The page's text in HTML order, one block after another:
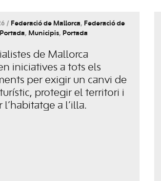
/ Federació de Mallorca, Federació de
, Municipis, Portada
de Mallorca
iniciatives a tots els
per exigir un canvi de
protegir el territori i
l’habitatge a l’illa.